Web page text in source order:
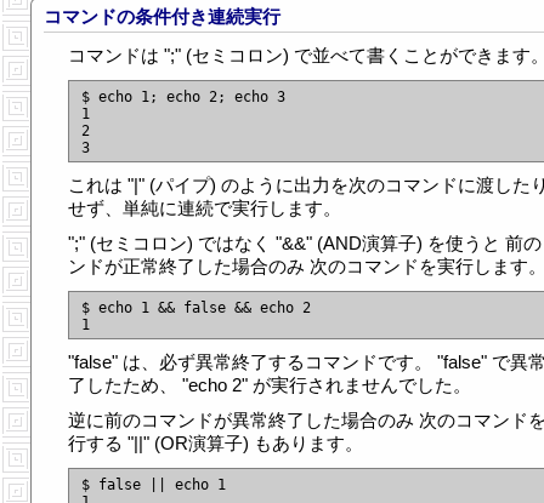
コマンドの条件付き連続実行
コマンドは ";" (セミコロン) で並べて書くことができます
$ echo 1; echo 2; echo 3
1
2
これは "|" (パイプ) のように出力を次のコマンドに渡した
せず、単純に連続で実行します。
";" (セミコロン) ではなく "&&" (AND演算子) を使うと 前
ンドが正常終了した場合のみ 次のコマンドを実行します
$ echo 1 && false && echo 2
"false" は、必ず異常終了するコマンドです。 "false" で異
了したため、 "echo 2" が実行されませんでした。
逆に前のコマンドが異常終了した場合のみ 次のコマンド
行する "||" (OR演算子) もあります。
$ false || echo 1